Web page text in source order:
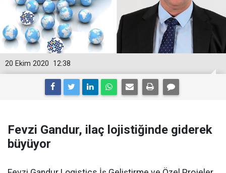
12:38
20 Ekim 2020
Fevzi Gandur, ilaç lojistiğinde giderek
büyüyor